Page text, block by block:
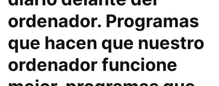
ordenador. Programas
que hacen que nuestro
ordenador funcione